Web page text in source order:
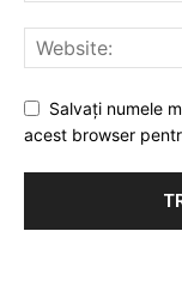
Salvați numele
acest browser